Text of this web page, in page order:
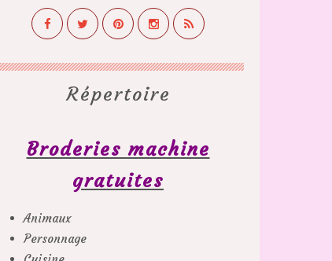
Répertoire
Broderies machine
gratuites
Animaux
Personnage